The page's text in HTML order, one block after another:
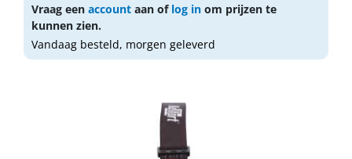
Vraag een account aan of log in om prijzen te
kunnen zien.
Vandaag besteld, morgen geleverd